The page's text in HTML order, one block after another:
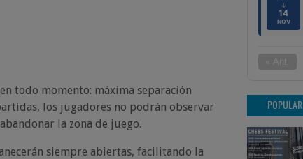
todo momento: máxima separación
los jugadores no podrán observar
la zona de juego.
siempre abiertas, facilitando la
↓
14
NOV
« Ant.
POPULAR